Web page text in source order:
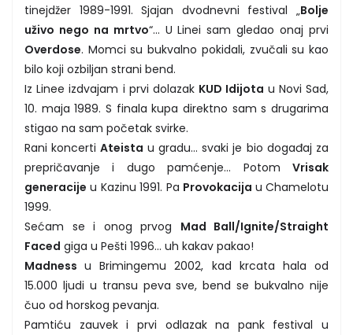
tinejdžer 1989-1991. Sjajan dvodnevni festival „Bolje
uživo nego na mrtvo“... U Linei sam gledao onaj prvi
Overdose. Momci su bukvalno pokidali, zvučali su kao
bilo koji ozbiljan strani bend.
Iz Linee izdvajam i prvi dolazak KUD Idijota u Novi Sad,
10. maja 1989. S finala kupa direktno sam s drugarima
stigao na sam početak svirke.
Rani koncertiAteista u gradu... svaki je bio događaj za
prepričavanje i dugo pamćenje... Potom Vrisak
generacije u Kazinu 1991. Pa Provokacija u Chamelotu
1999.
Sećam se i onog prvog Mad Ball/Ignite/Straight
Faced giga u Pešti 1996... uh kakav pakao!
Madnessu Brimingemu 2002, kad krcata hala od
15.000 ljudi u transu peva sve, bend se bukvalno nije
čuo od horskog pevanja.
Pamtiću zauvek i prvi odlazak na pank festival u